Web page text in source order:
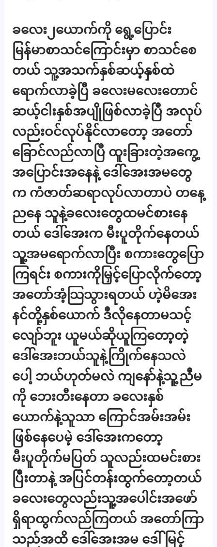
ခလေး၂ယောက်ကို ရွေ့ပြောင်း
မြန်မာစာသင်ကြောင်းမှာ စာသင်စေ
တယ် သူ့အသက်နှစ်ဆယ့်နှစ်ထဲ
ရောက်လာခဲ့ပြီ ခလေးမလေးတောင်
ဆယ့်ငါးနှစ်အပျိုဖြစ်လာခဲ့ပြီ အလုပ်
လည်းဝင်လုပ်နိုင်လာတော့ အတော်
ခြောင်လည်လာပြီ ထူးခြားတဲ့အကွေ့
အပြောင်းအနေနဲ့ ဒေါ်အေးအမတွေ
က ကံဇာတ်ဆရာလုပ်လာတာပဲ တနေ့
ညနေ သူနဲ့ခလေးတွေထမင်စားနေ
တယ် ဒေါ်အေးက မီးပူတိုက်နေတယ်
သူ့အမရောက်လာပြီး စကားတွေပြော
ကြရင်း စကားကိုမြှင့်ပြောလိုက်တော့
အတော်အံ့သြသွားရတယ် ဟဲ့မိအေး
နင်တို့နှစ်ယောက် ဒီလိုနေတာမသင့်
လျော်ဘူး ယူမယ်ဆိုယူကြတော့တဲ့
ဒေါ်အေးဘယ်သူနဲ့ကြိုက်နေသလဲ
ပေါ့ ဘယ်ဟုတ်မလဲ ကျနော်နဲ့သူ့ညီမ
ကို ဘေးတီးနေတာ ခလေးနှစ်
ယောက်နဲ့သူသာ ကြောင်အမ်းအမ်း
ဖြစ်နေပေမဲ့ ဒေါ်အေးကတော့
မီးပူတိုက်မပြတ် သူလည်းထမင်းစား
ပြီးတာနဲ့ အပြင်တန်းထွက်တော့တယ်
ခလေးတွေလည်းသူ့အပေါင်းအဖော်
ရှိရာထွက်လည်ကြတယ် အတော်ကြာ
သည်အထိ ဒေါ်အေးအမ ဒေါ်မြင့်